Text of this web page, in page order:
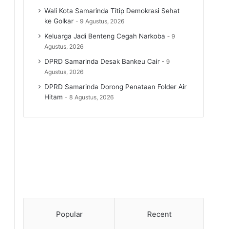
Wali Kota Samarinda Titip Demokrasi Sehat
ke Golkar
9 Agustus, 2026
Keluarga Jadi Benteng Cegah Narkoba
9
Agustus, 2026
DPRD Samarinda Desak Bankeu Cair
9
Agustus, 2026
DPRD Samarinda Dorong Penataan Folder Air
Hitam
8 Agustus, 2026
Popular Recent